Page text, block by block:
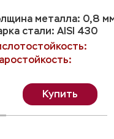
металла: 0,8
стали: AISI 430
Купить